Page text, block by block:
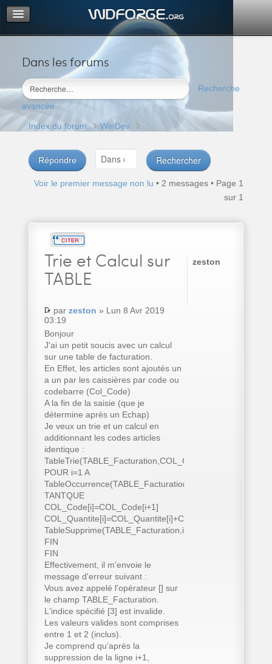
Dans les forums
Recherche
avancée
Portail
Index du forum
M’enregistrer
Connexion
Index du forum WinDev
Répondre
Voir le premier message non lu • 2 messages • Page 1
sur 1
Trie et Calcul sur
TABLE
par zeston » Lun 8 Avr 2019
03:19
Bonjour
J'ai un petit soucis avec un calcul
sur une table de facturation.
En Effet, les articles sont ajoutés un
a un par les caissières par code ou
codebarre (Col_Code)
A la fin de la saisie (que je
détermine après un Echap)
Je veux un trie et un calcul en
additionnant les codes articles
identique :
TableTrie(TABLE_Facturation,COL_Code..Nom)
POUR i=1 A
TableOccurrence(TABLE_Facturation)
TANTQUE
COL_Code[i]=COL_Code[i+1]
COL_Quantite[i]=COL_Quantite[i]+COL_Quantite[i+1]
TableSupprime(TABLE_Facturation,i+1)
FIN
FIN
Effectivement, il m'envoie le
message d'erreur suivant :
Vous avez appelé l'opérateur [] sur
le champ TABLE_Facturation.
L'indice spécifié [3] est invalide.
Les valeurs valides sont comprises
entre 1 et 2 (inclus).
Je comprend qu’après la
suppression de la ligne i+1,
zeston